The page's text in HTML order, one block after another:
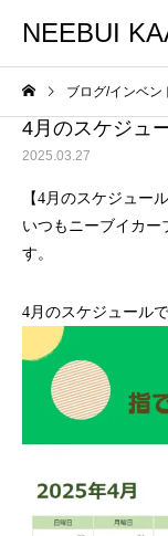
NEEBUI
10月スケジ
ブログ/インベン
4月のスケジュ
2025.03.27
【4月のスケジュール
いつもニーブイカー
す。
4月のスケジュール